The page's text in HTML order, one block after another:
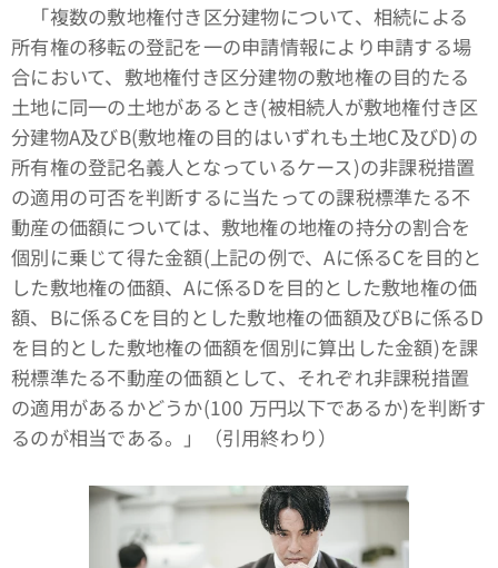
「複数の敷地権付き区分建物について、相続による
所有権の移転の登記を一の申請情報により申請する場
合において、敷地権付き区分建物の敷地権の目的たる
土地に同一の土地があるとき(被相続人が敷地権付き区
分建物A及びB(敷地権の目的はいずれも土地C及びD)の
所有権の登記名義人となっているケース)の非課税措置
の適用の可否を判断するに当たっての課税標準たる不
動産の価額については、敷地権の地権の持分の割合を
個別に乗じて得た金額(上記の例で、Aに係るCを目的と
した敷地権の価額、Aに係るDを目的とした敷地権の価
額、Bに係るCを目的とした敷地権の価額及びBに係るD
を目的とした敷地権の価額を個別に算出した金額)を課
税標準たる不動産の価額として、それぞれ非課税措置
の適用があるかどうか(100 万円以下であるか)を判断す
るのが相当である。」（引用終わり）